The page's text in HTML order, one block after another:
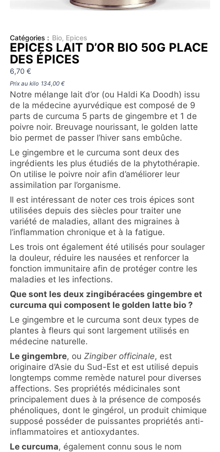
Catégories : Bio, Epices
EPICES LAIT D’OR BIO 50G PLACE
DES ÉPICES
6,70 €
Prix au kilo 134,00 €
Notre mélange lait d’or (ou Haldi Ka Doodh) issu
de la médecine ayurvédique est composé de 9
parts de curcuma 5 parts de gingembre et 1 de
poivre noir. Breuvage nourissant, le golden latte
bio permet de passer l’hiver sans embûche.
Le gingembre et le curcuma sont deux des
ingrédients les plus étudiés de la phytothérapie.
On utilise le poivre noir afin d’améliorer leur
assimilation par l’organisme.
Il est intéressant de noter ces trois épices sont
utilisées depuis des siècles pour traiter une
variété de maladies, allant des migraines à
l’inflammation chronique et à la fatigue.
Les trois ont également été utilisés pour soulager
la douleur, réduire les nausées et renforcer la
fonction immunitaire afin de protéger contre les
maladies et les infections.
Que sont les deux zingibéracées gingembre et
curcuma qui composent le golden latte bio ?
Le gingembre et le curcuma sont deux types de
plantes à fleurs qui sont largement utilisés en
médecine naturelle.
Le gingembre, ou Zingiber officinale, est
originaire d’Asie du Sud-Est et est utilisé depuis
longtemps comme remède naturel pour diverses
affections. Ses propriétés médicinales sont
principalement dues à la présence de composés
phénoliques, dont le gingérol, un produit chimique
supposé posséder de puissantes propriétés anti-
inflammatoires et antioxydantes.
Le curcuma, également connu sous le nom